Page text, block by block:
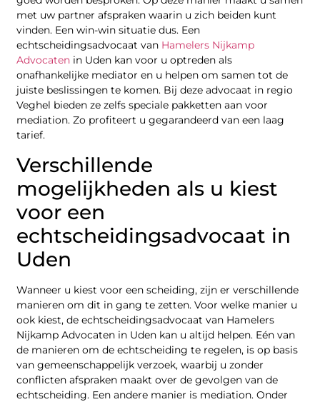
met uw partner afspraken waarin u zich beiden kunt
vinden. Een win-win situatie dus. Een
echtscheidingsadvocaat van Hamelers Nijkamp
Advocaten in Uden kan voor u optreden als
onafhankelijke mediator en u helpen om samen tot de
juiste beslissingen te komen. Bij deze advocaat in regio
Veghel bieden ze zelfs speciale pakketten aan voor
mediation. Zo profiteert u gegarandeerd van een laag
tarief.
Verschillende
mogelijkheden als u kiest
voor een
echtscheidingsadvocaat in
Uden
Wanneer u kiest voor een scheiding, zijn er verschillende
manieren om dit in gang te zetten. Voor welke manier u
ook kiest, de echtscheidingsadvocaat van Hamelers
Nijkamp Advocaten in Uden kan u altijd helpen. Eén van
de manieren om de echtscheiding te regelen, is op basis
van gemeenschappelijk verzoek, waarbij u zonder
conflicten afspraken maakt over de gevolgen van de
echtscheiding. Een andere manier is mediation. Onder